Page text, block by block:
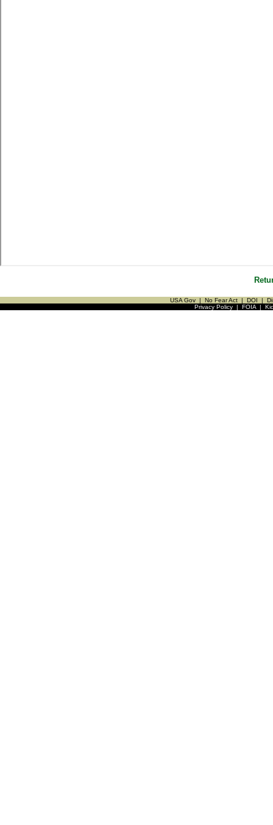
USA Gov | No Fear Act | DOI |
Privacy Policy| FOIA|